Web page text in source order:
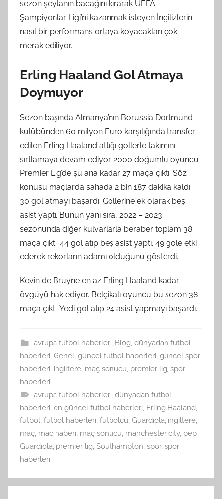
sezon şeytanın bacağını kırarak UEFA
Şampiyonlar Ligi’ni kazanmak isteyen İngilizlerin
nasıl bir performans ortaya koyacakları çok
merak ediliyor.
Erling Haaland Gol Atmaya
Doymuyor
Sezon başında Almanya’nın Borussia Dortmund
kulübünden 60 milyon Euro karşılığında transfer
edilen Erling Haaland attığı gollerle takımını
sırtlamaya devam ediyor. 2000 doğumlu oyuncu
Premier Lig’de şu ana kadar 27 maça çıktı. Söz
konusu maçlarda sahada 2 bin 187 dakika kaldı.
30 gol atmayı başardı. Gollerine ek olarak beş
asist yaptı. Bunun yanı sıra, 2022 – 2023
sezonunda diğer kulvarlarla beraber toplam 38
maça çıktı. 44 gol atıp beş asist yaptı. 49 gole etki
ederek rekorların adamı olduğunu gösterdi.
Kevin de Bruyne en az Erling Haaland kadar
övgüyü hak ediyor. Belçikalı oyuncu bu sezon 38
maça çıktı. Yedi gol atıp 24 asist yapmayı başardı.
avrupa futbol haberleri, Blog, dünyadan futbol
haberleri, Genel, güncel futbol haberleri, güncel spor
haberleri, ingiltere, maç sonucu, premier lig, spor
haberleri
avrupa futbol haberleri, dünyadan futbol
haberleri, en güncel futbol haberleri, Erling Haaland,
futbol, futbol haberleri, futbolcu, Guardiola, ingiltere,
maç, maç haberi, maç sonucu, manchester city, pep
Guardiola, premier lig, Southampton, spor, spor
haberleri